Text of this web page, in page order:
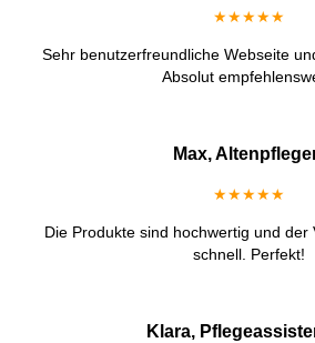
★★★★★
Sehr benutzerfreundliche Webseite
Absolut
Max,
★★★★★
Die Produkte sind hochwertig und der
schnell. Perfekt!
Klara,